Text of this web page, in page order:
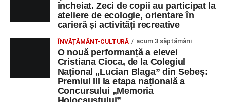
încheiat. Zeci de copii au participat la
ateliere de ecologie, orientare în
carieră și activități recreative
ÎNVĂȚĂMÂNT-CULTURĂ acum 3 săptămâni
O nouă performanță a elevei
Cristiana Cioca, de la Colegiul
Național „Lucian Blaga” din Sebeș:
Premiul III la etapa națională a
Concursului „Memoria